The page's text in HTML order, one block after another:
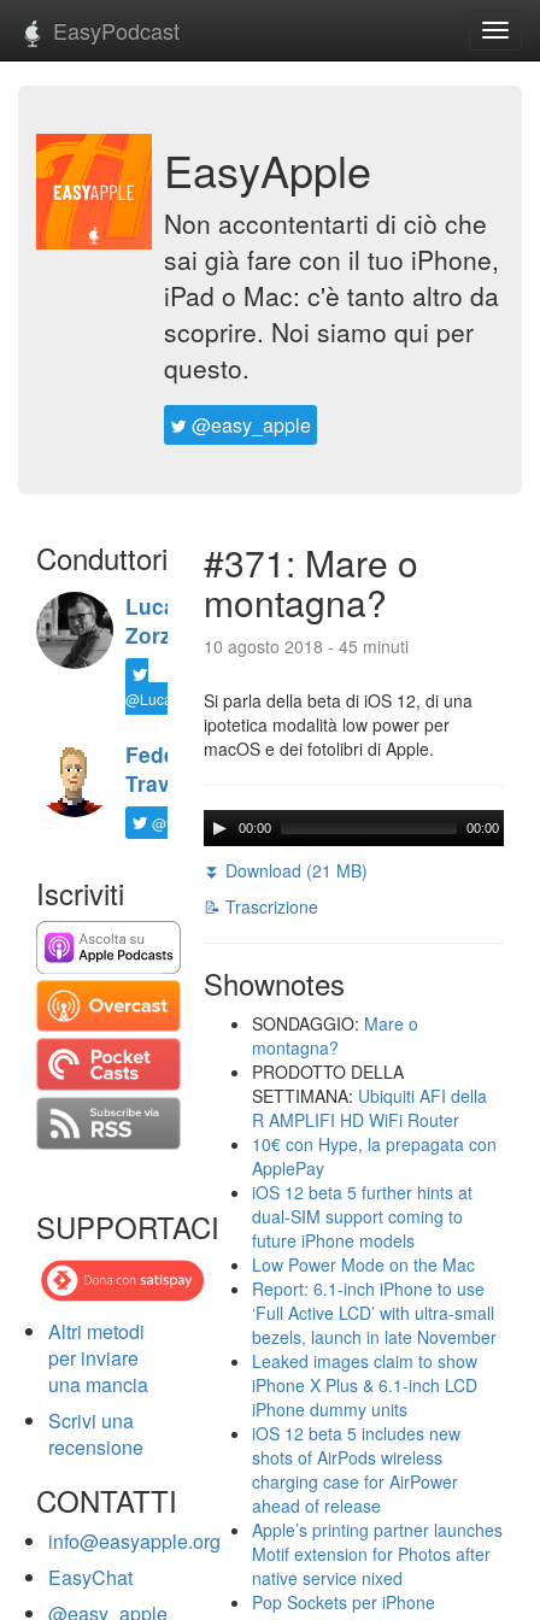
EasyPodcast
EasyApple
Non accontentarti di ciò che
sai già fare con il tuo iPhone,
iPad o Mac: c'è tanto altro da
scoprire. Noi siamo qui per
questo.
@easy_apple
Conduttori
Luca
Zorzi
@LucaTNT
Federico
Travaini
@ftrava
Iscriviti
SUPPORTACI
Altri metodi
per inviare
una mancia
Scrivi una
recensione
CONTATTI
info@easyapple.org
EasyChat
@easy_apple
#371: Mare o
montagna?
10 agosto 2018 - 45 minuti
Si parla della beta di iOS 12, di una
ipotetica modalità low power per
macOS e dei fotolibri di Apple.
00:00 00:00
⏬ Download (21 MB)
📝 Trascrizione
Shownotes
SONDAGGIO: Mare o
montagna?
PRODOTTO DELLA
SETTIMANA: Ubiquiti AFI della
R AMPLIFI HD WiFi Router
10€ con Hype, la prepagata con
ApplePay
iOS 12 beta 5 further hints at
dual-SIM support coming to
future iPhone models
Low Power Mode on the Mac
Report: 6.1-inch iPhone to use
‘Full Active LCD’ with ultra-small
bezels, launch in late November
Leaked images claim to show
iPhone X Plus & 6.1-inch LCD
iPhone dummy units
iOS 12 beta 5 includes new
shots of AirPods wireless
charging case for AirPower
ahead of release
Apple’s printing partner launches
Motif extension for Photos after
native service nixed
Pop Sockets per iPhone